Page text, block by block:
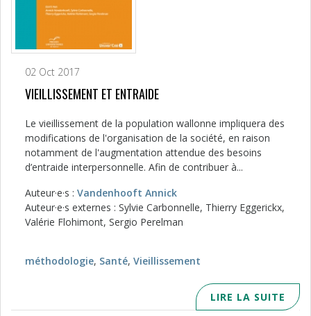
02 Oct 2017
VIEILLISSEMENT ET ENTRAIDE
Le vieillissement de la population wallonne impliquera des
modifications de l'organisation de la société, en raison
notamment de l'augmentation attendue des besoins
d’entraide interpersonnelle. Afin de contribuer à...
Auteur·e·s : Vandenhooft Annick
Auteur·e·s externes : Sylvie Carbonnelle, Thierry Eggerickx,
Valérie Flohimont, Sergio Perelman
méthodologie, Santé, Vieillissement
LIRE LA SUITE